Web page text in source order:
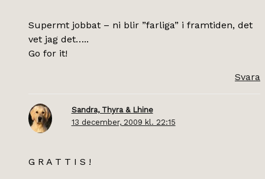
Supermt jobbat – ni blir ”farliga” i framtiden, det
vet jag det…..
Go for it!
Svara
Sandra, Thyra & Lhine
13 december, 2009 kl. 22:15
G R A T T I S !